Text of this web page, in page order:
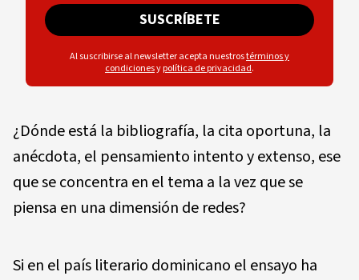
SUSCRÍBETE
Al suscribirse al newsletter acepta nuestrostérminos y
condicionesypolítica de privacidad.
¿Dónde está la bibliografía, la cita oportuna, la
anécdota, el pensamiento intento y extenso, ese
que se concentra en el tema a la vez que se
piensa en una dimensión de redes?
Si en el país literario dominicano el ensayo ha